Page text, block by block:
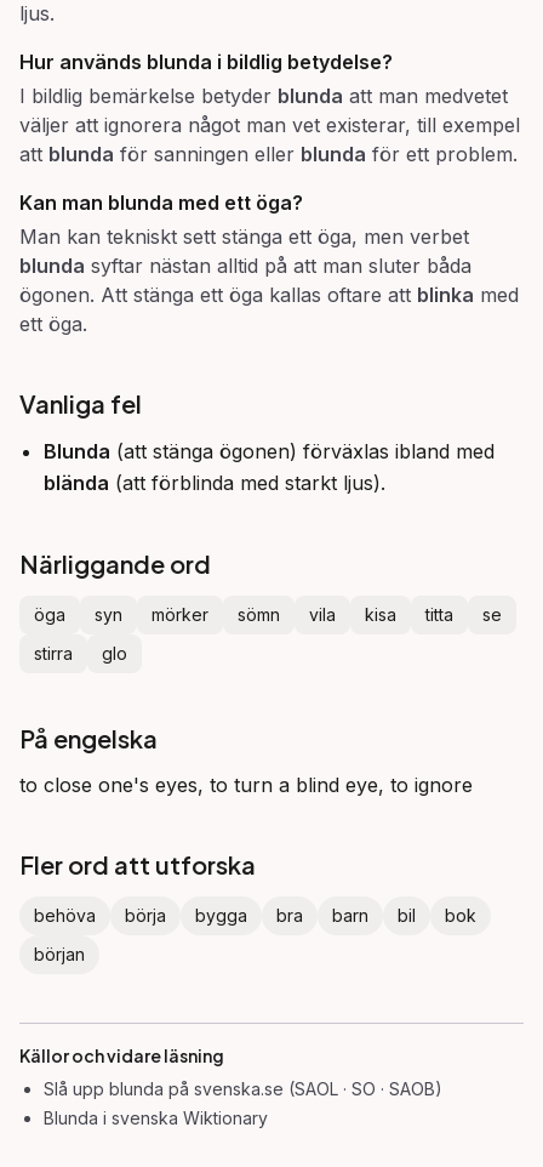
ljus.
Hur används blunda i bildlig betydelse?
I bildlig bemärkelse betyder blunda att man medvetet
väljer att ignorera något man vet existerar, till exempel
att blunda för sanningen eller blunda för ett problem.
Kan man blunda med ett öga?
Man kan tekniskt sett stänga ett öga, men verbet
blunda syftar nästan alltid på att man sluter båda
ögonen. Att stänga ett öga kallas oftare att blinka med
ett öga.
Vanliga fel
Blunda (att stänga ögonen) förväxlas ibland med
blända (att förblinda med starkt ljus).
Närliggande ord
öga syn mörker sömn vila kisa titta
se
stirra
glo
På engelska
to close one's eyes, to turn a blind eye, to ignore
Fler ord att utforska
behöva börja bygga bra barn bil
bok
början
Källor och vidare läsning
Slå upp blunda på svenska.se (SAOL · SO · SAOB)
Blunda i svenska Wiktionary